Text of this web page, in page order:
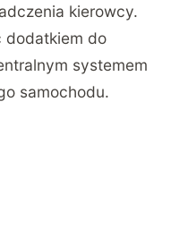
kierowcy.
dodatkiem do
systemem
samochodu.